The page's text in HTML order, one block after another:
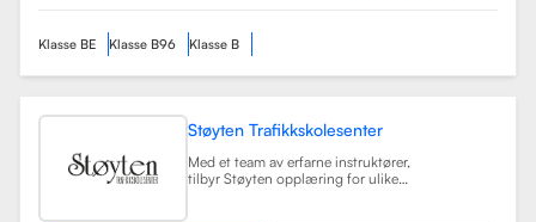
Klasse BE Klasse B96 Klasse B
Støyten Trafikkskolesenter
Med et team av erfarne instruktører,
tilbyr Støyten opplæring for ulike